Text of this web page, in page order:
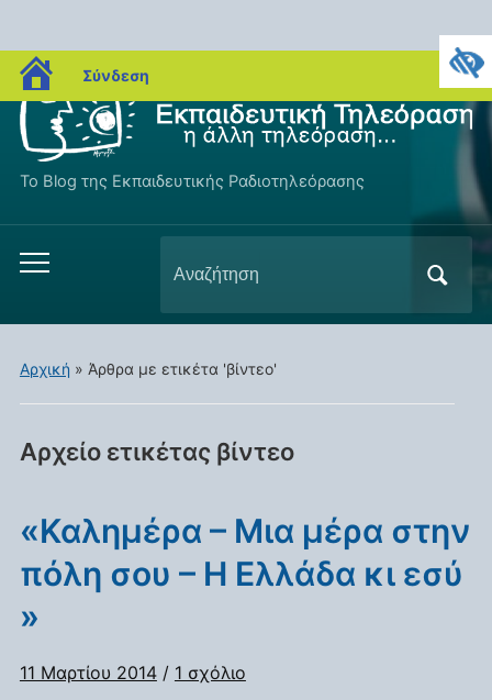
blogs.sch.gr
Σύνδεση
Το Blog της Εκπαιδευτικής Ραδιοτηλεόρασης
Εναλλαγή
μενού
για
για:
Αρχική » Άρθρα με ετικέτα 'βίντεο'
Αρχείο ετικέτας βίντεο
«Καλημέρα – Μια μέρα στην
πόλη σου – Η Ελλάδα κι εσύ
»
11 Μαρτίου 2014 / 1 σχόλιοστο